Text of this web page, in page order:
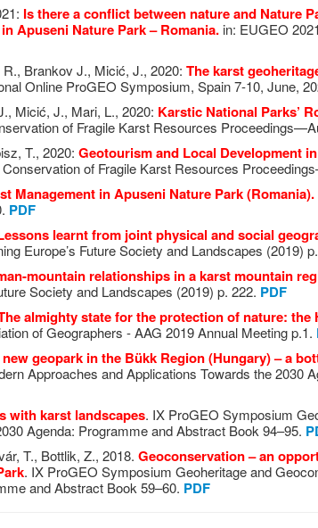
Is there a conflict between nature and Nature
Apuseni Nature Park – Romania. in: EUGEO
Brankov J., Micić, J., 2020: The karst
Online ProGEO Symposium, Spain 7-10, June,
Micić, J., Mari, L., 2020: Karstic National Parks’
of Fragile Karst Resources
T., 2020: Geotourism and Local Development
Conservation of Fragile Karst Resources
Management in Apuseni Nature Park (Romania).
PDF
learnt from joint physical and social
Europe’s Future Society and Landscapes (2019)
mountain relationships in a karst mountain
Society and Landscapes (2019) p. 222. PDF
almighty state for the protection of nature: the
of Geographers - AAG 2019 Annual Meeting p.1.
geopark in the Bükk Region (Hungary) – a
Approaches and Applications Towards the 2030
with karst landscapes. IX ProGEO Symposium
Agenda: Programme and Abstract Book 94–95.
T., Bottlik, Z., 2018. Geoconservation – an
. IX ProGEO Symposium Geoheritage and
and Abstract Book 59–60. PDF